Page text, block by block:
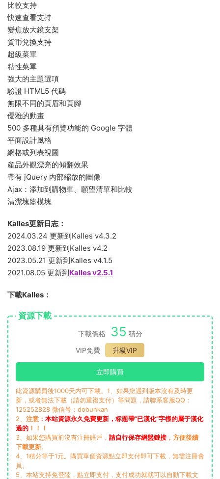
比較支持
快速查看支持
變焦放大鏡支架
貨币兌換支持
超級菜單
粘性菜單
強大的主題選項
驗證 HTML5 代碼
無限不同的頁眉和頁腳
優雅的動畫
500 多種具有預覽功能的 Google 字體
平面設計風格
網格或列表視圖
産品外觀漂亮的傾翻效果
帶有 jQuery 内部縮放的圖像
Ajax：添加到購物車、願望清單和比較
清潔塊籃模塊
Kalles更新日志：
2024.03.24 更新到Kalles v4.3.2
2023.08.19 更新到Kalles v4.2
2023.05.21 更新到Kalles v4.1.5
2021.08.05 更新到 Kalles v2.5.1
下載Kalles：
資源下載
下載價格 35 積分
VIP免費
升級VIP
立即購買
此資源購買後1000天内可下載。1、如果您遇到版本沒有及時更
新，或者無法下載（請勿重複支付）等問題，請聯系客服QQ：
125252828 微信号：dobunkan
2、 注意： 本站資源永久免費更新，标題帶“已漢化”字樣的屬于漢化
過的 ！！！
3、如果您購買前沒有注冊賬戶， 請自行保存網盤鏈接 ，方便後續
下載更新。
4、1積分等于1元。購買單個資源點立即支付即可下載，無需注冊會
員。
5、本站支持免登陸，點立即支付，支付成功就就可以自動下載文